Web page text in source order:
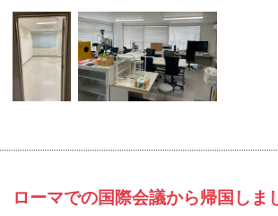
ローマでの国際会議から帰国しま